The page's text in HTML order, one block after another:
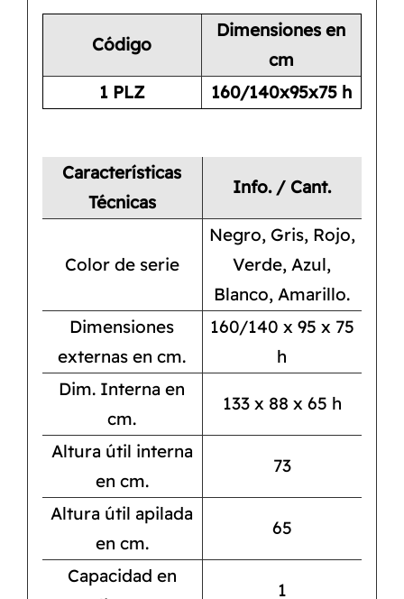
Código
Dimensiones en
cm
1 PLZ
160/140x95x75 h
Características
Técnicas
Info. / Cant.
Color de serie
Negro, Gris, Rojo,
Verde, Azul,
Blanco, Amarillo.
Dimensiones
externas en cm.
160/140 x 95 x 75
h
Dim. Interna en
cm.
133 x 88 x 65 h
Altura útil interna
en cm.
73
Altura útil apilada
en cm.
65
Capacidad en
1